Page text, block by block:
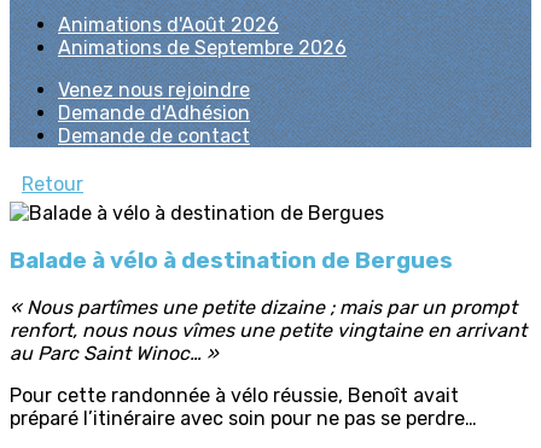
Animations d'Août 2026
Animations de Septembre 2026
Venez nous rejoindre
Demande d'Adhésion
Demande de contact
Retour
Balade à vélo à destination de Bergues
« Nous partîmes une petite dizaine ; mais par un prompt
renfort, nous nous vîmes une petite vingtaine en arrivant
au Parc Saint Winoc… »
Pour cette randonnée à vélo réussie, Benoît avait
préparé l’itinéraire avec soin pour ne pas se perdre…